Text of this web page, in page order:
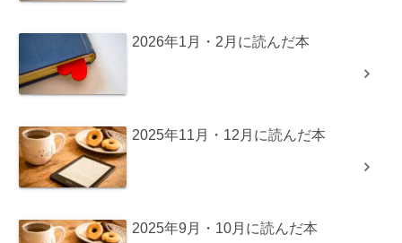
2026年1月・2月に読んだ本
2025年11月・12月に読んだ本
2025年9月・10月に読んだ本